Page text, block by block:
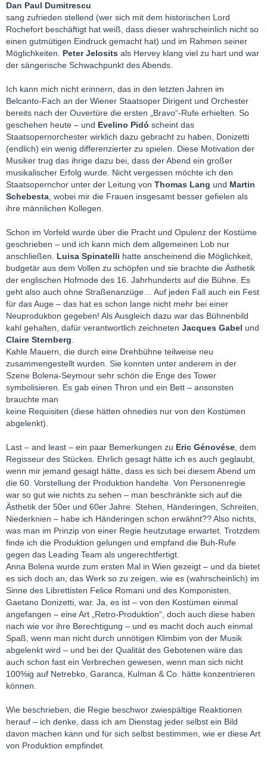
Dan Paul Dumitrescu
sang zufrieden stellend (wer sich mit dem historischen Lord
Rochefort beschäftigt hat weiß, dass dieser wahrscheinlich nicht so
einen gutmütigen Eindruck gemacht hat) und im Rahmen seiner
Möglichkeiten. Peter Jelosits als Hervey klang viel zu hart und war
der sängerische Schwachpunkt des Abends.
Ich kann mich nicht erinnern, das in den letzten Jahren im
Belcanto-Fach an der Wiener Staatsoper Dirigent und Orchester
bereits nach der Ouvertüre die ersten „Bravo“-Rufe erhielten. So
geschehen heute – und Evelino Pidó scheint das
Staatsopernorchester wirklich dazu gebracht zu haben, Donizetti
(endlich) ein wenig differenzierter zu spielen. Diese Motivation der
Musiker trug das ihrige dazu bei, dass der Abend ein großer
musikalischer Erfolg wurde. Nicht vergessen möchte ich den
Staatsopernchor unter der Leitung von Thomas Lang und Martin
Schebesta, wobei mir die Frauen insgesamt besser gefielen als
ihre männlichen Kollegen.
Schon im Vorfeld wurde über die Pracht und Opulenz der Kostüme
geschrieben – und ich kann mich dem allgemeinen Lob nur
anschließen. Luisa Spinatelli hatte anscheinend die Möglichkeit,
budgetär aus dem Vollen zu schöpfen und sie brachte die Ästhetik
der englischen Hofmode des 16. Jahrhunderts auf die Bühne. Es
geht also auch ohne Straßenanzüge… Auf jeden Fall auch ein Fest
für das Auge – das hat es schon lange nicht mehr bei einer
Neuproduktion gegeben! Als Ausgleich dazu war das Bühnenbild
kahl gehalten, dafür verantwortlich zeichneten Jacques Gabel und
Claire Sternberg.
Kahle Mauern, die durch eine Drehbühne teilweise neu
zusammengestellt wurden. Sie konnten unter anderem in der
Szene Bolena-Seymour sehr schön die Enge des Tower
symbolisieren. Es gab einen Thron und ein Bett – ansonsten
brauchte man
keine Requisiten (diese hätten ohnedies nur von den Kostümen
abgelenkt).
Last – and least – ein paar Bemerkungen zu Eric Génovése, dem
Regisseur des Stückes. Ehrlich gesagt hätte ich es auch geglaubt,
wenn mir jemand gesagt hätte, dass es sich bei diesem Abend um
die 60. Vorstellung der Produktion handelte. Von Personenregie
war so gut wie nichts zu sehen – man beschränkte sich auf die
Ästhetik der 50er und 60er Jahre. Stehen, Händeringen, Schreiten,
Niederknien – habe ich Händeringen schon erwähnt?? Also nichts,
was man im Prinzip von einer Regie heutzutage erwartet. Trotzdem
finde ich die Produktion gelungen und empfand die Buh-Rufe
gegen das Leading Team als ungerechtfertigt.
Anna Bolena wurde zum ersten Mal in Wien gezeigt – und da bietet
es sich doch an, das Werk so zu zeigen, wie es (wahrscheinlich) im
Sinne des Librettisten Felice Romani und des Komponisten,
Gaetano Donizetti, war. Ja, es ist – von den Kostümen einmal
angefangen – eine Art „Retro-Produktion“, doch auch diese haben
nach wie vor ihre Berechtigung – und es macht doch auch einmal
Spaß, wenn man nicht durch unnötigen Klimbim von der Musik
abgelenkt wird – und bei der Qualität des Gebotenen wäre das
auch schon fast ein Verbrechen gewesen, wenn man sich nicht
100%ig auf Netrebko, Garanca, Kulman & Co. hätte konzentrieren
können.
Wie beschrieben, die Regie beschwor zwiespältige Reaktionen
herauf – ich denke, dass ich am Dienstag jeder selbst ein Bild
davon machen kann und für sich selbst bestimmen, wie er diese Art
von Produktion empfindet.